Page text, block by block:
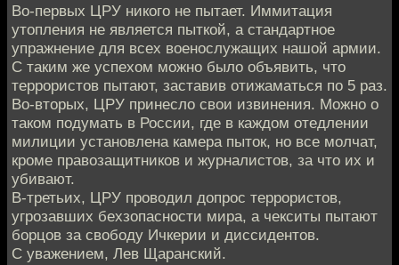
Во-первых ЦРУ никого не пытает. Иммитация
утопления не является пыткой, а стандартное
упражнение для всех военослужащих нашой армии.
С таким же успехом можно было объявить, что
террористов пытают, заставив отижаматься по 5 раз.
Во-вторых, ЦРУ принесло свои извинения. Можно о
таком подумать в России, где в каждом отедлении
милиции установлена камера пыток, но все молчат,
кроме правозащитников и журналистов, за что их и
убивают.
В-третьих, ЦРУ проводил допрос террористов,
угрозавших бехзопасности мира, а чекситы пытают
борцов за свободу Ичкерии и диссидентов.
С уважением, Лев Щаранский.